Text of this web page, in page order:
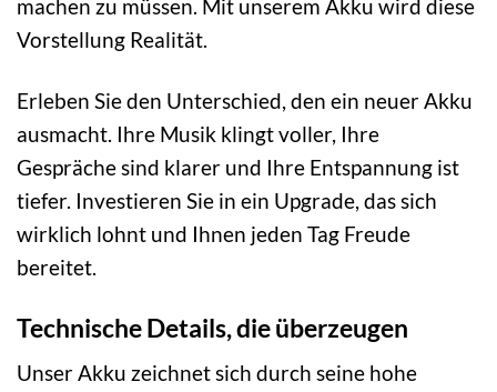
machen zu müssen. Mit unserem Akku wird diese
Vorstellung Realität.
Erleben Sie den Unterschied, den ein neuer Akku
ausmacht. Ihre Musik klingt voller, Ihre
Gespräche sind klarer und Ihre Entspannung ist
tiefer. Investieren Sie in ein Upgrade, das sich
wirklich lohnt und Ihnen jeden Tag Freude
bereitet.
Technische Details, die überzeugen
Unser Akku zeichnet sich durch seine hohe